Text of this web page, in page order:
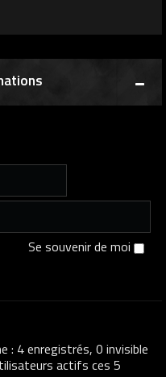
Se souvenir de moi
: 4 enregistrés, 0 invisible
actifs ces 5